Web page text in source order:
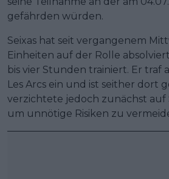
gefährden würden.
Seixas hat seit vergangenem
Einheiten auf der Rolle
bis vier Stunden trainiert. Er traf
Les Arcs ein und ist seither dort
verzichtete jedoch zunächst
um unnötige Risiken zu